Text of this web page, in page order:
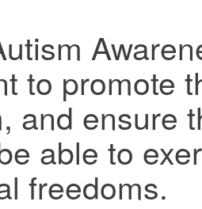
to promote
and ensure
able to
freedoms.